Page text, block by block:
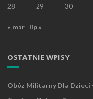
28
29 30
« mar lip »
OSTATNIE WPISY
Obóz Militarny Dla Dzieci